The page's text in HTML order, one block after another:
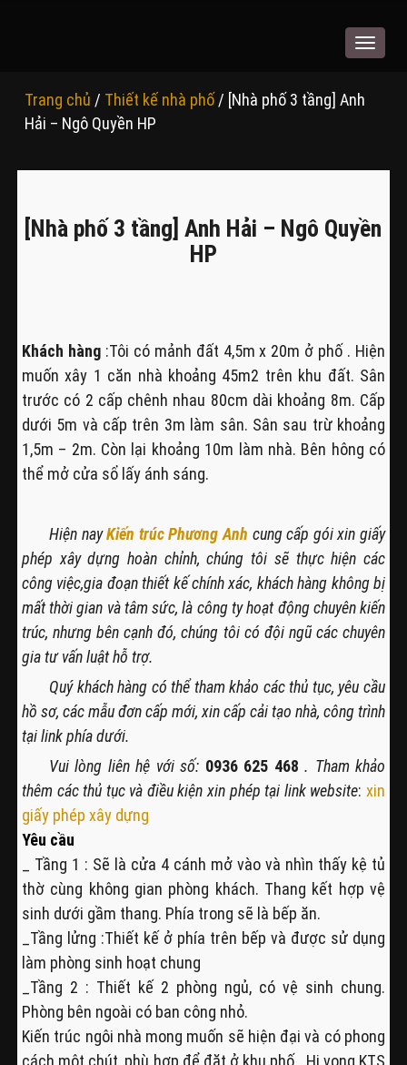
Toggle
Trang chủ / Thiết kế nhà phố/ [Nhà phố 3 tầng] Anh
Hải – Ngô Quyền HP
[Nhà phố 3 tầng] Anh Hải – Ngô Quyền
HP
Khách hàng:Tôi có mảnh đất 4,5m x 20m ở phố . Hiện
muốn xây 1 căn nhà khoảng 45m2 trên khu đất. Sân
trước có 2 cấp chênh nhau 80cm dài khoảng 8m. Cấp
dưới 5m và cấp trên 3m làm sân. Sân sau trừ khoảng
1,5m – 2m. Còn lại khoảng 10m làm nhà. Bên hông có
thể mở cửa sổ lấy ánh sáng.
Hiện nayKiến trúc Phương Anh cung cấp gói xin giấy
phép xây dựng hoàn chỉnh, chúng tôi sẽ thực hiện các
công việc,gia đoạn thiết kế chính xác, khách hàng không bị
mất thời gian và tâm sức, là công ty hoạt động chuyên kiến
trúc, nhưng bên cạnh đó, chúng tôi có đội ngũ các chuyên
gia tư vấn luật hỗ trợ.
Quý khách hàng có thể tham khảo các thủ tục, yêu cầu
hồ sơ, các mẫu đơn cấp mới, xin cấp cải tạo nhà, công trình
tại link phía dưới.
Vui lòng liên hệ với số: 0936 625 468. Tham khảo
thêm các thủ tục và điều kiện xin phép tại link website:xin
giấy phép xây dựng
Yêu cầu
_ Tầng 1 : Sẽ là cửa 4 cánh mở vào và nhìn thấy kệ tủ
thờ cùng không gian phòng khách. Thang kết hợp vệ
sinh dưới gầm thang. Phía trong sẽ là bếp ăn.
_Tầng lửng :Thiết kế ở phía trên bếp và được sử dụng
làm phòng sinh hoạt chung
_Tầng 2 : Thiết kế 2 phòng ngủ, có vệ sinh chung.
Phòng bên ngoài có ban công nhỏ.
Kiến trúc ngôi nhà mong muốn sẽ hiện đại và có phong
cách một chút, phù hợp để đặt ở khu phố . Hi vọng KTS